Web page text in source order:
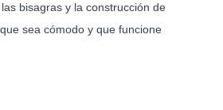
bisagras y la construcción de
sea cómodo y que funcione